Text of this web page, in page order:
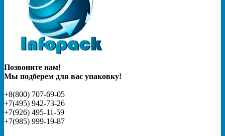
Позвоните нам!
Мы подберем для вас упаковку!
+8(800) 707-69-05
+7(495) 942-73-26
+7(926) 495-11-59
+7(985) 999-19-87